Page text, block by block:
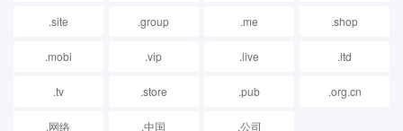
.site .group .me .shop
.mobi .vip .live .ltd
.tv .store .pub .org.cn
.网络 .中国 .公司